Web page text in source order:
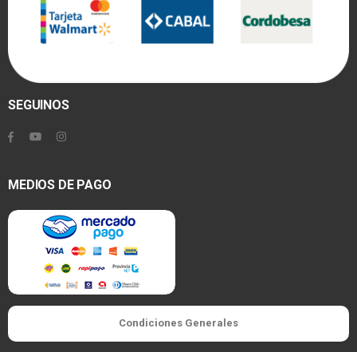
SEGUINOS
MEDIOS DE PAGO
Condiciones Generales